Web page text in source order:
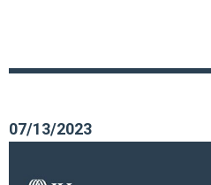
07/13/2023